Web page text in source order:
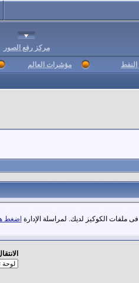
مركز رفع الصور
النفط مؤشرات العالم
ملفات الكوكيز لديك. لمراسلة الإدارة اضغط